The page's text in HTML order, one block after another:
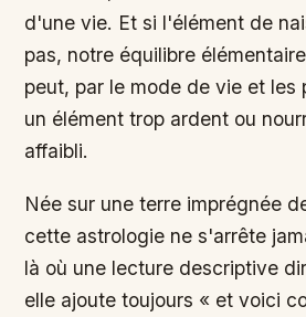
d'une vie. Et si l'élément de
pas, notre équilibre
peut, par le mode de vie et les
un élément trop ardent ou
affaibli.
Née sur une terre imprégnée
cette astrologie ne s'arrête
là où une lecture descriptive
elle ajoute toujours « et voici